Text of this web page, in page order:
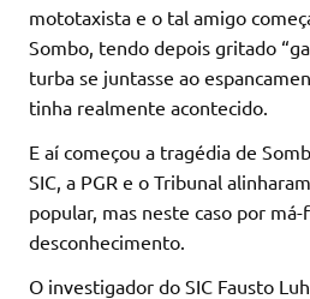
mototaxista e o tal amigo
Sombo, tendo depois gritado
turba se juntasse ao
tinha realmente acontecido.
E aí começou a tragédia de
SIC, a PGR e o Tribunal
popular, mas neste caso por
desconhecimento.
O investigador do SIC Fausto